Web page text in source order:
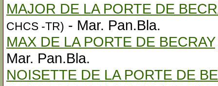
MAJOR DE LA PORTE DE
CHCS -TR) - Mar. Pan.Bla.
MAX DE LA PORTE DE BECRAY
Mar. Pan.Bla.
NOISETTE DE LA PORTE DE